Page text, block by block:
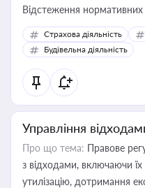
Відстеження нормативних
корисне для власника
бухгалтера під час
державного майна,
статусу суб'єктів оціночної
Страхова діяльність
Будівельна діяльність
Управління
Про що тема: Правове
з відходами, включаючи
утилізацію, дотримання